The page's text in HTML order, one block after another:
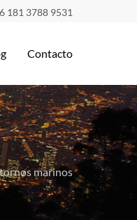
181 3788 9531
Contacto
marinos